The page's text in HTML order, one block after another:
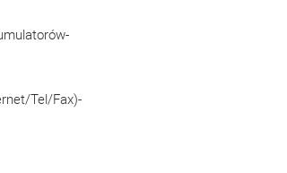
Tel/Fax)-